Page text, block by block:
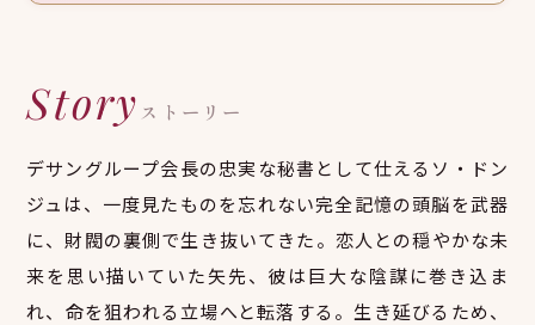
Story ストーリー
デサングループ会長の忠実な秘書として仕えるソ・ドン
ジュは、一度見たものを忘れない完全記憶の頭脳を武器
に、財閥の裏側で生き抜いてきた。恋人との穏やかな未
来を思い描いていた矢先、彼は巨大な陰謀に巻き込ま
れ、命を狙われる立場へと転落する。生き延びるため、